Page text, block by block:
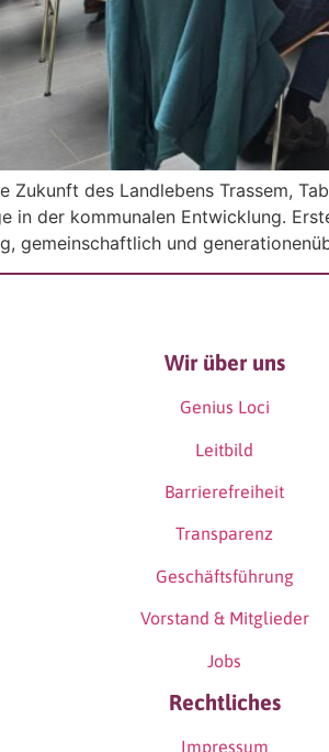
Zukunft des Landlebens Trassem,
in der kommunalen Entwicklung.
gemeinschaftlich und
Wir über uns
Genius Loci
Leitbild
Barrierefreiheit
Transparenz
Geschäftsführung
Vorstand & Mitglieder
Jobs
Rechtliches
Impressum